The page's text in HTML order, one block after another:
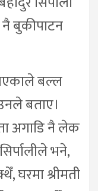
नै बुकीपाटन
बल्ल
बताए।
अगाडि नै लेक
भने,
घरमा श्रीमती